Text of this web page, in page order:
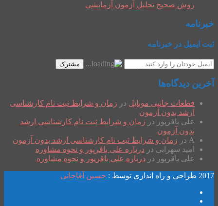
روش صحیح تحلیل آزمون آزمایشی
خبرنامه
ثبت ایمیل در خبرنامه
مشترک
آخرین دیدگاه‌ها
قطعات جانبی موبایل در زمان و شرایط ثبت نام کارشناسی
ارشد بدون آزمون
علی باقرپور در زمان و شرایط ثبت نام کارشناسی ارشد
بدون آزمون
A در زمان و شرایط ثبت نام کارشناسی ارشد بدون آزمون
امید سهرابی در درباره علی باقرپور و نحوه مشاوره
علی باقرپور در درباره علی باقرپور و نحوه مشاوره
2017 طراحی و راه اندازی توسط : حسین آقاجانی